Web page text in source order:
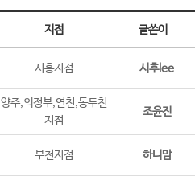
지점 글쓴이
시흥지점 시후lee
양주,의정부,연천,동두천
지점
조윤진
부천지점 하니맘